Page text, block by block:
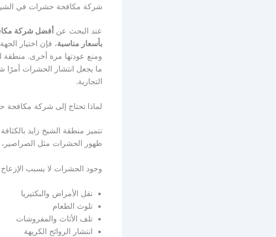
شركة مكافحة حشرات في
عند البحث عن أفضل شركة
بأسعار مناسبة، فإن اختيار
ومنع عودتها مرة أخرى. منطقة
ما يجعل انتشار الحشرات أمرًا
التجارية.
لماذا تحتاج إلى شركة
تتميز منطقة الشيخ زايد
ظهور الحشرات مثل الصراصير،
وجود الحشرات لا يسبب
نقل الأمراض والبكتيريا
تلوث الطعام
تلف الأثاث والمفروشات
انتشار الروائح الكريهة